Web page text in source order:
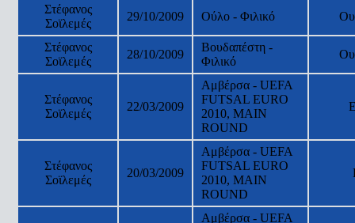
Στέφανος
Σοϊλεμές
29/10/2009 Ούλο - Φιλικό
Στέφανος
Σοϊλεμές
28/10/2009
Βουδαπέστη -
Φιλικό
Στέφανος
Σοϊλεμές
22/03/2009
Αμβέρσα - UEFA
FUTSAL EURO
2010, MAIN
ROUND
Στέφανος
Σοϊλεμές
20/03/2009
Αμβέρσα - UEFA
FUTSAL EURO
2010, MAIN
ROUND
Αμβέρσα - UEFA